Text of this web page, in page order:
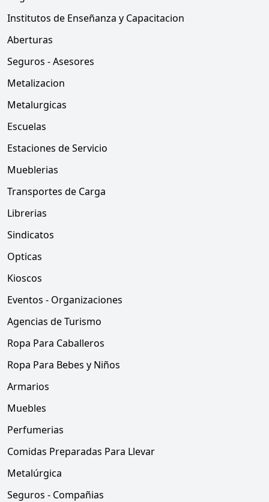
Institutos de Enseñanza y Capacitacion
Aberturas
Seguros - Asesores
Metalizacion
Metalurgicas
Escuelas
Estaciones de Servicio
Mueblerias
Transportes de Carga
Librerias
Sindicatos
Opticas
Kioscos
Eventos - Organizaciones
Agencias de Turismo
Ropa Para Caballeros
Ropa Para Bebes y Niños
Armarios
Muebles
Perfumerias
Comidas Preparadas Para Llevar
Metalúrgica
Seguros - Compañias